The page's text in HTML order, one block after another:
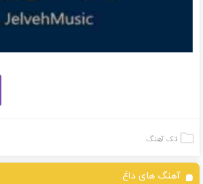
تک آهنگ
آهنگ های داغ